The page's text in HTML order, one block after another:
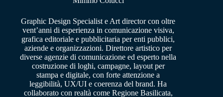
Graphic Design Specialist e Art director con oltre
vent’anni di esperienza in comunicazione visiva,
grafica editoriale e pubblicitaria per enti pubblici,
aziende e organizzazioni. Direttore artistico per
diverse agenzie di comunicazione ed esperto nella
costruzione di loghi, campagne, layout per
stampa e digitale, con forte attenzione a
leggibilità, UX/UI e coerenza del brand. Ha
collaborato con realtà come Regione Basilicata,